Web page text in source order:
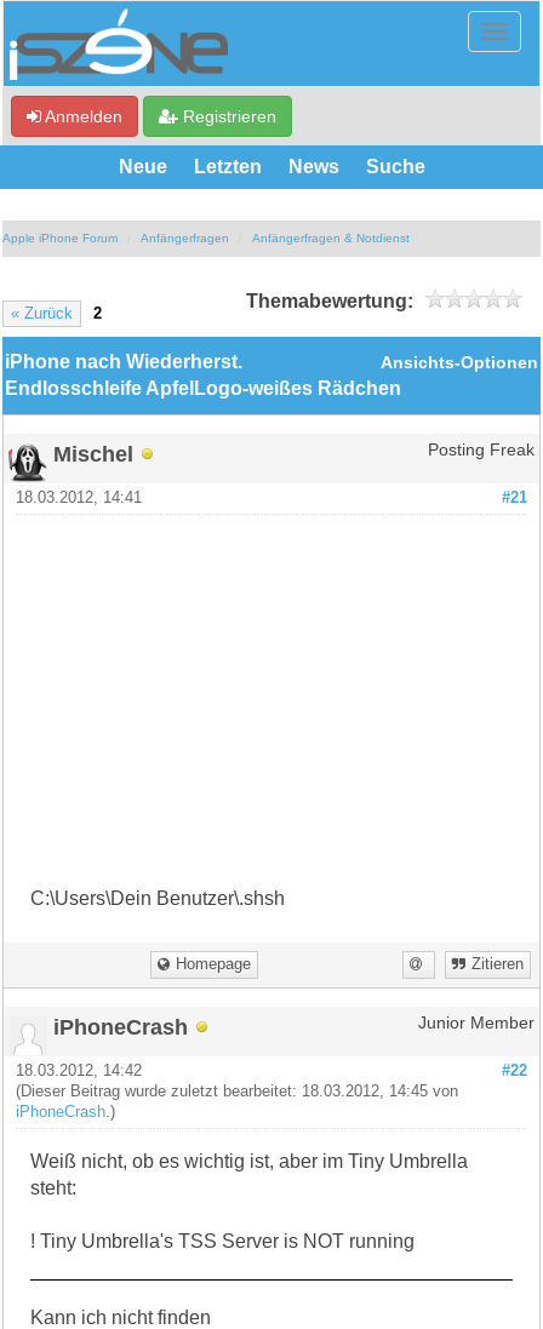
Anmelden Registrieren
Neue Letzten News Suche
Apple iPhone Forum Anfängerfragen Anfängerfragen & Notdienst
« Zurück 2
Themabewertung:
Ansichts-Optionen
iPhone nach Wiederherst.
Endlosschleife ApfelLogo-weißes Rädchen
Mischel Posting Freak
#21
18.03.2012, 14:41
C:\Users\Dein Benutzer\.shsh
Homepage Zitieren
iPhoneCrash Junior Member
#22
18.03.2012, 14:42
(Dieser Beitrag wurde zuletzt bearbeitet: 18.03.2012, 14:45 von
iPhoneCrash .)
Weiß nicht, ob es wichtig ist, aber im Tiny Umbrella
steht:
! Tiny Umbrella's TSS Server is NOT running
Kann ich nicht finden